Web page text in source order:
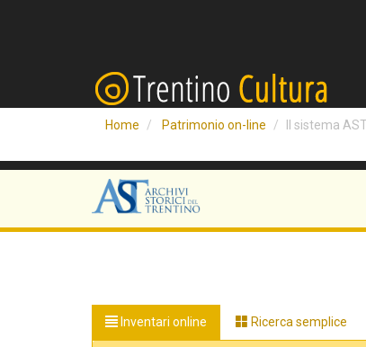
Home Patrimonio on-line Il sistema
Inventari online Ricerca semplice